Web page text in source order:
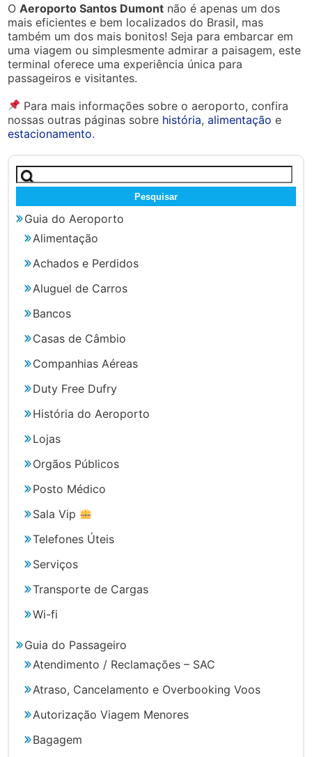
O Aeroporto Santos Dumont não é apenas um dos
mais eficientes e bem localizados do Brasil, mas
também um dos mais bonitos! Seja para embarcar em
uma viagem ou simplesmente admirar a paisagem, este
terminal oferece uma experiência única para
passageiros e visitantes.
Para mais informações sobre o aeroporto, confira
nossas outras páginas sobre história,alimentação e
estacionamento.
Pesquisar
por:
Guia do Aeroporto
Alimentação
Achados e Perdidos
Aluguel de Carros
Bancos
Casas de Câmbio
Companhias Aéreas
Duty Free Dufry
História do Aeroporto
Lojas
Orgãos Públicos
Posto Médico
Sala Vip
Telefones Úteis
Serviços
Transporte de Cargas
Wi-fi
Guia do Passageiro
Atendimento / Reclamações – SAC
Atraso, Cancelamento e Overbooking Voos
Autorização Viagem Menores
Bagagem